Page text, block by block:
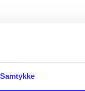
Samtykke